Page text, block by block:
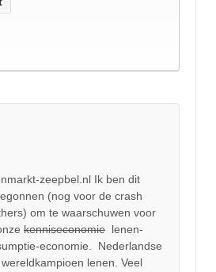
zeepbel.nl Ik ben dit
(nog voor de crash
om te waarschuwen voor
kenniseconomie lenen-
economie. Nederlandse
lenen. Veel